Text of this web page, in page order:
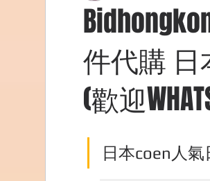
美食團購 購物 台灣
件代購
(歡迎
日本coen人